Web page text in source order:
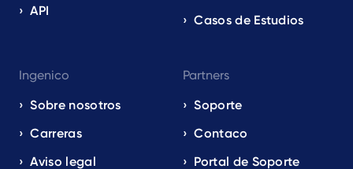
API
Casos de Estudios
Ingenico
Sobre nosotros
Carreras
Aviso legal
Partners
Soporte
Contaco
Portal de Soporte